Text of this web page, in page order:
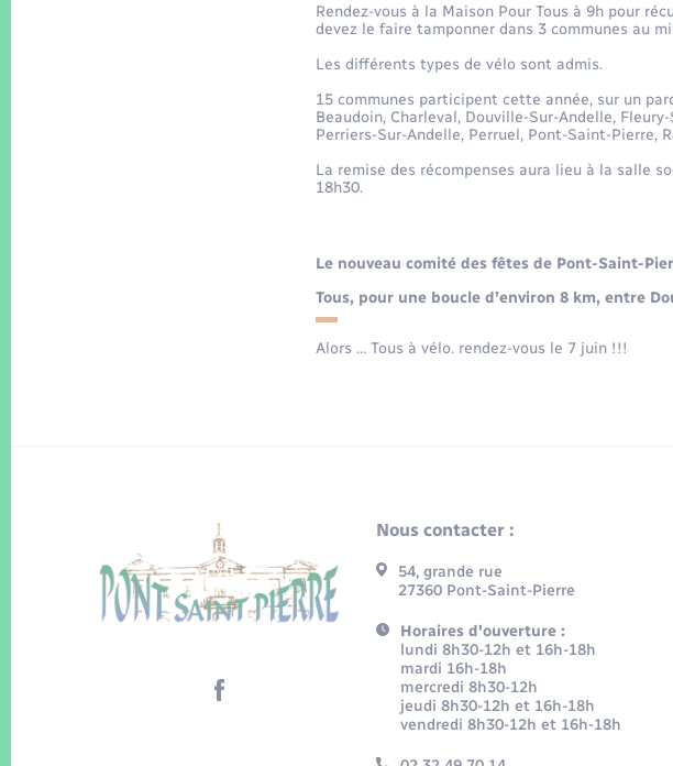
Rendez-vous à la Maison Pour Tous à 9h pour
devez le faire tamponner dans 3 communes au
Les différents types de vélo sont admis.
15 communes participent cette année, sur un
Beaudoin, Charleval, Douville-Sur-Andelle,
Perriers-Sur-Andelle, Perruel, Pont-Saint-Pierre,
La remise des récompenses aura lieu à la salle
18h30.
Le nouveau comité des fêtes de Pont-Saint-
Tous, pour une boucle d’environ 8 km, entre
Alors … Tous à vélo. rendez-vous le 7 juin !!!
Nous contacter :
54, grande rue
27360 Pont-Saint-Pierre
Horaires d'ouverture :
lundi 8h30-12h et 16h-18h
mardi 16h-18h
mercredi 8h30-12h
jeudi 8h30-12h et 16h-18h
vendredi 8h30-12h et 16h-18h